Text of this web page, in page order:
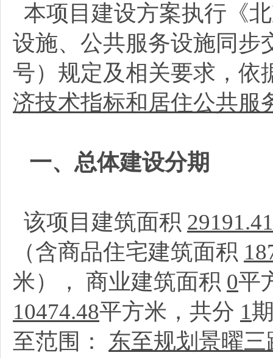
本项目建设方案执行《
设施、公共服务设施同步
号）规定及相关要求，依
济技术指标和居住公共服
一、总体建设分期
该项目建筑面积 29191.41
（含商品住宅建筑面积
米）， 商业建筑面积 0平
10474.48平方米，共分 1
至范围： 东至规划景曜